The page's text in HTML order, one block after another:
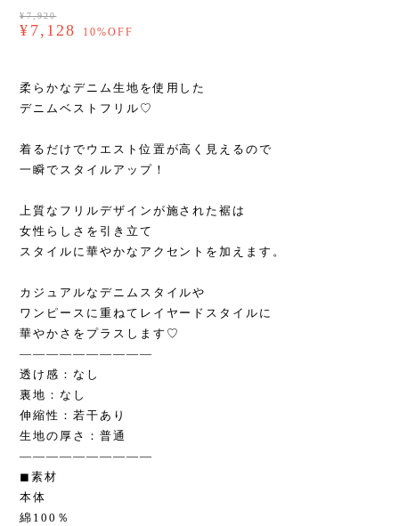
¥7,920
¥7,128 10%OFF
柔らかなデニム生地を使用した
デニムベストフリル♡
着るだけでウエスト位置が高く見えるので
一瞬でスタイルアップ！
上質なフリルデザインが施された裾は
女性らしさを引き立て
スタイルに華やかなアクセントを加えます。
カジュアルなデニムスタイルや
ワンピースに重ねてレイヤードスタイルに
華やかさをプラスします♡
——————————
透け感：なし
裏地：なし
伸縮性：若干あり
生地の厚さ：普通
——————————
◼︎素材
本体
綿100％